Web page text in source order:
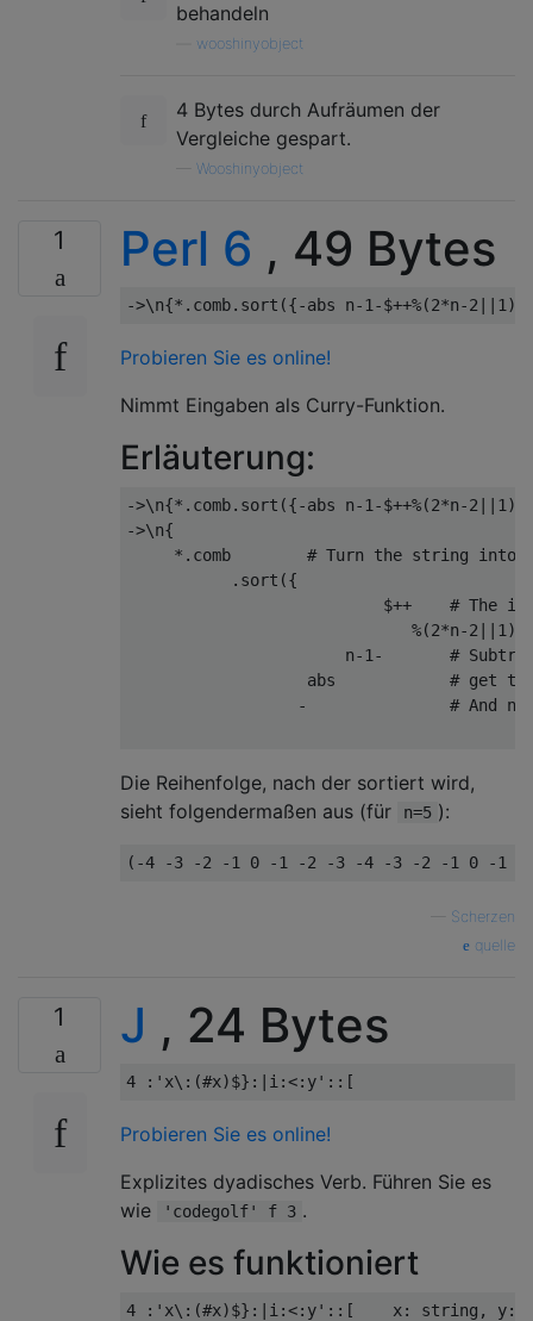
behandeln
wooshinyobject
4 Bytes durch Aufräumen der
Vergleiche gespart.
Wooshinyobject
1 Perl 6 , 49 Bytes
->\n{*. comb. sort ({-abs n-1 -$++%(2*n-2 1
Probieren Sie es online!
Nimmt Eingaben als Curry-Funktion.
Erläuterung:
->\n{*. comb. sort ({-abs n-1 -$++%(2*n-2 1
->\n{
*. comb # Turn the string into
. sort ({
                           $
++
# The
%(2*n-2 1 )
                       n
-1 -
#
                   abs
# get
-
# And
Die Reihenfolge, nach der sortiert wird,
sieht folgendermaßen aus (für
n=5 ):
(-4 -3 -2 -1 0 -1 -2 -3 -4 -3 -2 -1 0 -1
Scherzen
quelle
1 J , 24 Bytes
Probieren Sie es online!
Explizites dyadisches Verb. Führen Sie es
wie
'codegolf' f 3 .
Wie es funktioniert
4 :'x\:(#x)$}:|i:<:y'::[    x: string, y: